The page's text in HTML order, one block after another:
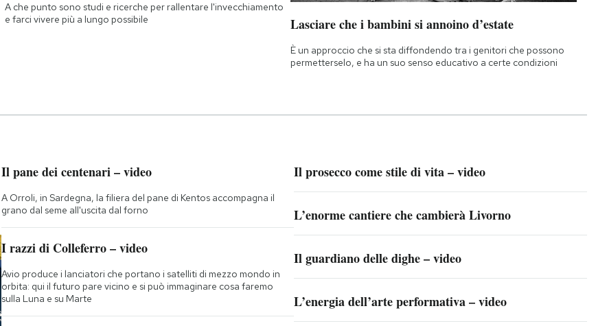
A che punto sono studi e ricerche per rallentare l'invecchiamento
e farci vivere più a lungo possibile
Lasciare che i bambini si annoino d’estate
È un approccio che si sta diffondendo tra i genitori che possono
permetterselo, e ha un suo senso educativo a certe condizioni
Il pane dei centenari – video
A Orroli, in Sardegna, la filiera del pane di Kentos accompagna il
grano dal seme all'uscita dal forno
I razzi di Colleferro – video
Avio produce i lanciatori che portano i satelliti di mezzo mondo in
orbita: qui il futuro pare vicino e si può immaginare cosa faremo
sulla Luna e su Marte
Il prosecco come stile di vita – video
L’enorme cantiere che cambierà Livorno
Il guardiano delle dighe – video
L’energia dell’arte performativa – video